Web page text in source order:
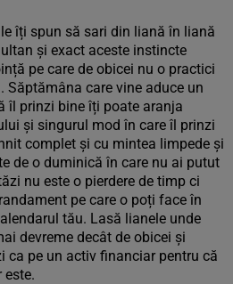
îți spun să sari din liană în liană
și exact aceste instincte
pe care de obicei nu o practici
Săptămâna care vine aduce un
îl prinzi bine îți poate aranja
și singurul mod în care îl prinzi
complet și cu mintea limpede și
de o duminică în care nu ai putut
nu este o pierdere de timp ci
pe care o poți face în
tău. Lasă lianele unde
devreme decât de obicei și
ca pe un activ financiar pentru că